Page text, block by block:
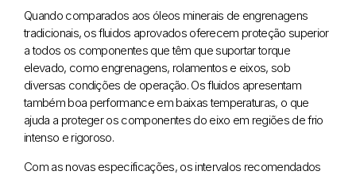
Quando comparados aos óleos minerais de engrenagens
tradicionais, os fluidos aprovados oferecem proteção superior
a todos os componentes que têm que suportar torque
elevado, como engrenagens, rolamentos e eixos, sob
diversas condições de operação. Os fluidos apresentam
também boa performance em baixas temperaturas, o que
ajuda a proteger os componentes do eixo em regiões de frio
intenso e rigoroso.
Com as novas especificações, os intervalos recomendados